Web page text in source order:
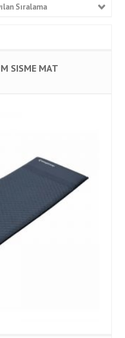
Sıralama
SISME MAT